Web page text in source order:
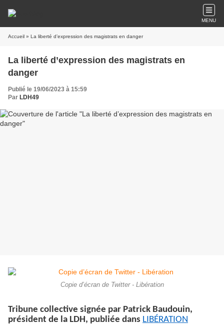
MENU
Accueil » La liberté d’expression des magistrats en danger
La liberté d’expression des magistrats en
danger
Publié le 19/06/2023 à 15:59
Par LDH49
Copie d’écran de Twitter - Libération
Tribune collective signée par Patrick Baudouin,
président de la LDH, publiée dans LIBÉRATION